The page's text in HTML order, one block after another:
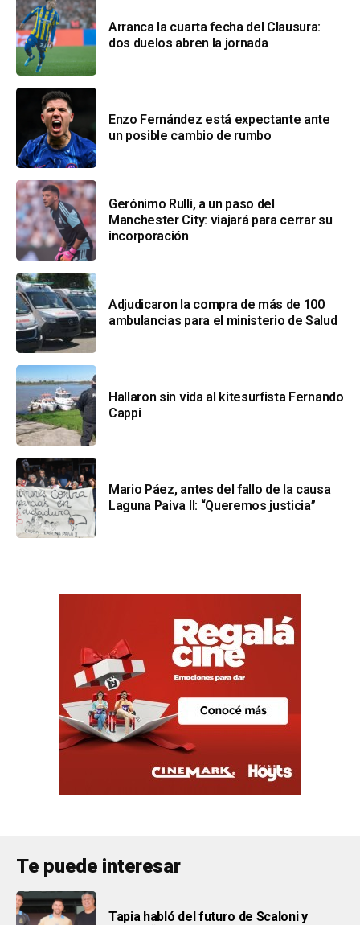
Arranca la cuarta fecha del Clausura:
dos duelos abren la jornada
Enzo Fernández está expectante ante
un posible cambio de rumbo
Gerónimo Rulli, a un paso del
Manchester City: viajará para cerrar su
incorporación
Adjudicaron la compra de más de 100
ambulancias para el ministerio de Salud
Hallaron sin vida al kitesurfista Fernando
Cappi
Mario Páez, antes del fallo de la causa
Laguna Paiva II: “Queremos justicia”
Te puede interesar
Tapia habló del futuro de Scaloni y